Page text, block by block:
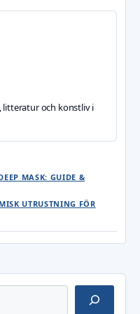
litteratur och konstliv i
MASK: GUIDE &
UTRUSTNING FÖR